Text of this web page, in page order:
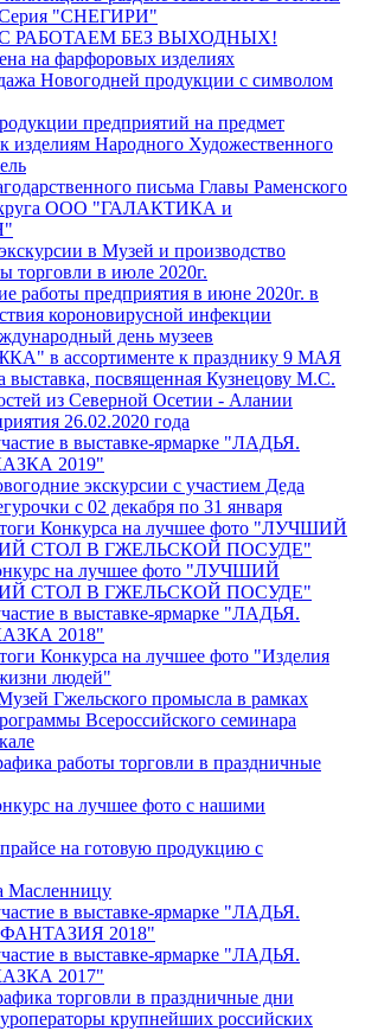
"СНЕГИРИ"
РАБОТАЕМ БЕЗ ВЫХОДНЫХ!
на фарфоровых изделиях
Новогодней продукции с символом
предприятий на предмет
изделиям Народного Художественного
письма Главы Раменского
ООО "ГАЛАКТИКА и
в Музей и производство
торговли в июле 2020г.
работы предприятия в июне 2020г. в
короновирусной инфекции
день музеев
в ассортименте к празднику 9 МАЯ
выставка, посвященная Кузнецову М.С.
из Северной Осетии - Алании
26.02.2020 года
в выставке-ярмарке "ЛАДЬЯ.
2019"
экскурсии с участием Деда
с 02 декабря по 31 января
Конкурса на лучшее фото "ЛУЧШИЙ
СТОЛ В ГЖЕЛЬСКОЙ ПОСУДЕ"
на лучшее фото "ЛУЧШИЙ
СТОЛ В ГЖЕЛЬСКОЙ ПОСУДЕ"
в выставке-ярмарке "ЛАДЬЯ.
2018"
Конкурса на лучшее фото "Изделия
людей"
Гжельского промысла в рамках
Всероссийского семинара
работы торговли в праздничные
на лучшее фото с нашими
на готовую продукцию с
Масленницу
в выставке-ярмарке "ЛАДЬЯ.
2018"
в выставке-ярмарке "ЛАДЬЯ.
2017"
торговли в праздничные дни
крупнейших российских